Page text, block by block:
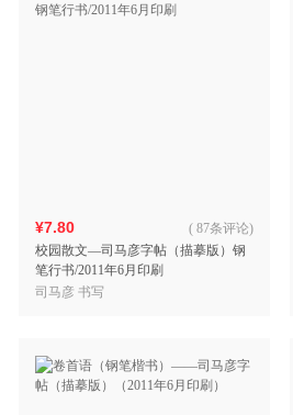
家居日用
手机通讯
数码影音
家用电器
¥7.80
校园散文—司马彦字帖（描摹版）钢
笔行书/2011年6月印刷
( 87条评论)
司马彦 书写